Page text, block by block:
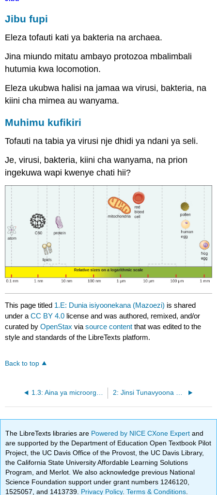
Jibu fupi
Eleza tofauti kati ya bakteria na archaea.
Jina miundo mitatu ambayo protozoa mbalimbali
hutumia kwa locomotion.
Eleza ukubwa halisi na jamaa wa virusi, bakteria, na
kiini cha mimea au wanyama.
Muhimu kufikiri
Tofauti na tabia ya virusi nje dhidi ya ndani ya seli.
Je, virusi, bakteria, kiini cha wanyama, na prion
ingekuwa wapi kwenye chati hii?
This page titled 1.E: Dunia isiyoonekana (Mazoezi) is shared
under aCC BY 4.0 license and was authored, remixed, and/or
curated byOpenStax viasource content that was edited to the
style and standards of the LibreTexts platform.
Back to top
The LibreTexts libraries are Powered by NICE CXone Expertand
are supported by the Department of Education Open Textbook Pilot
Project, the UC Davis Office of the Provost, the UC Davis Library,
the California State University Affordable Learning Solutions
Program, and Merlot. We also acknowledge previous National
Science Foundation support under grant numbers 1246120,
1525057, and 1413739. Privacy Policy.Terms & Conditions